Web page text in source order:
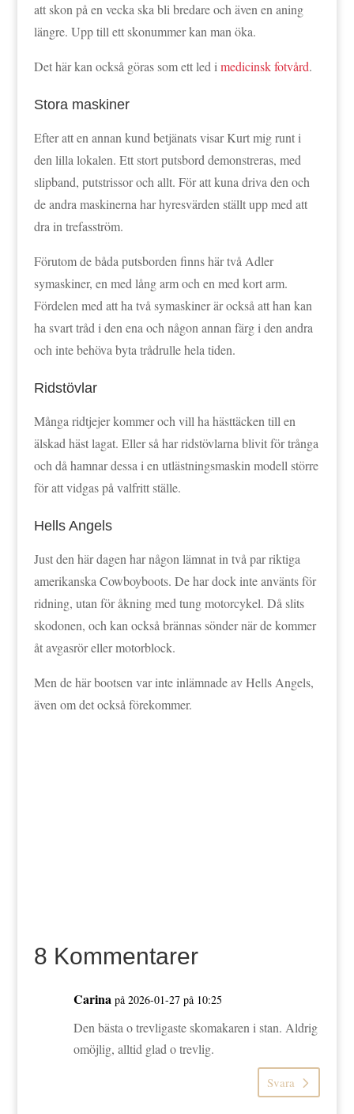
att skon på en vecka ska bli bredare och även en aning
längre. Upp till ett skonummer kan man öka.
Det här kan också göras som ett led imedicinsk fotvård.
Stora maskiner
Efter att en annan kund betjänats visar Kurt mig runt i
den lilla lokalen. Ett stort putsbord demonstreras, med
slipband, putstrissor och allt. För att kuna driva den och
de andra maskinerna har hyresvärden ställt upp med att
dra in trefasström.
Förutom de båda putsborden finns här två Adler
symaskiner, en med lång arm och en med kort arm.
Fördelen med att ha två symaskiner är också att han kan
ha svart tråd i den ena och någon annan färg i den andra
och inte behöva byta trådrulle hela tiden.
Ridstövlar
Många ridtjejer kommer och vill ha hästtäcken till en
älskad häst lagat. Eller så har ridstövlarna blivit för trånga
och då hamnar dessa i en utlästningsmaskin modell större
för att vidgas på valfritt ställe.
Hells Angels
Just den här dagen har någon lämnat in två par riktiga
amerikanska Cowboyboots. De har dock inte använts för
ridning, utan för åkning med tung motorcykel. Då slits
skodonen, och kan också brännas sönder när de kommer
åt avgasrör eller motorblock.
Men de här bootsen var inte inlämnade av Hells Angels,
även om det också förekommer.
8 Kommentarer
Carina på 2026-01-27 på 10:25
Den bästa o trevligaste skomakaren i stan. Aldrig
omöjlig, alltid glad o trevlig.
Svara